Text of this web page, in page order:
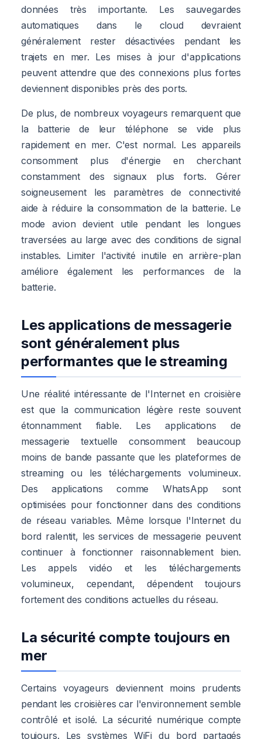
données très importante. Les sauvegardes
automatiques dans le cloud devraient
généralement rester désactivées pendant les
trajets en mer. Les mises à jour d'applications
peuvent attendre que des connexions plus fortes
deviennent disponibles près des ports.
De plus, de nombreux voyageurs remarquent que
la batterie de leur téléphone se vide plus
rapidement en mer. C'est normal. Les appareils
consomment plus d'énergie en cherchant
constamment des signaux plus forts. Gérer
soigneusement les paramètres de connectivité
aide à réduire la consommation de la batterie. Le
mode avion devient utile pendant les longues
traversées au large avec des conditions de signal
instables. Limiter l'activité inutile en arrière-plan
améliore également les performances de la
batterie.
Les applications de messagerie
sont généralement plus
performantes que le streaming
Une réalité intéressante de l'Internet en croisière
est que la communication légère reste souvent
étonnamment fiable. Les applications de
messagerie textuelle consomment beaucoup
moins de bande passante que les plateformes de
streaming ou les téléchargements volumineux.
Des applications comme WhatsApp sont
optimisées pour fonctionner dans des conditions
de réseau variables. Même lorsque l'Internet du
bord ralentit, les services de messagerie peuvent
continuer à fonctionner raisonnablement bien.
Les appels vidéo et les téléchargements
volumineux, cependant, dépendent toujours
fortement des conditions actuelles du réseau.
La sécurité compte toujours en
mer
Certains voyageurs deviennent moins prudents
pendant les croisières car l'environnement semble
contrôlé et isolé. La sécurité numérique compte
toujours. Les systèmes WiFi du bord partagés